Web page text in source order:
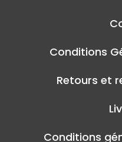
Conditions
Retours et
Conditions